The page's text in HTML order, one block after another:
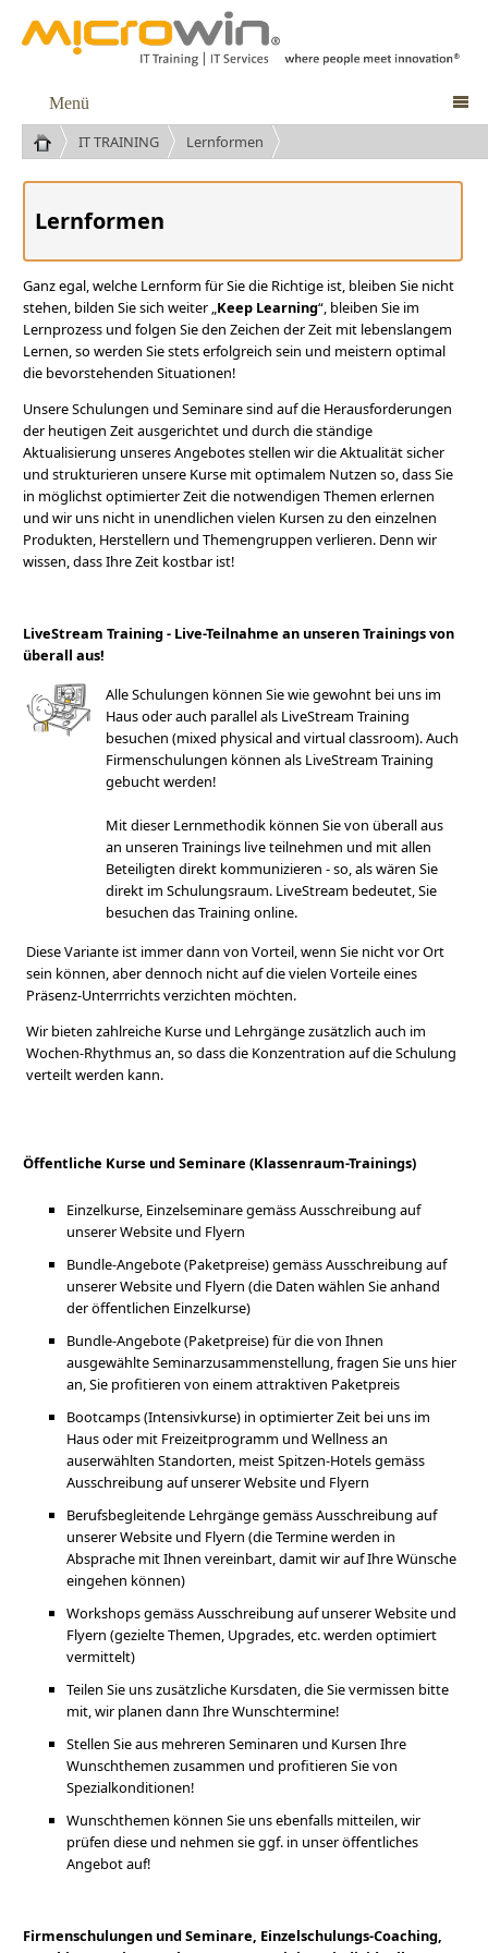
Menü 
IT TRAINING Lernformen
Lernformen
Ganz egal, welche Lernform für Sie die Richtige ist, bleiben Sie nicht
stehen, bilden Sie sich weiter „Keep Learning“, bleiben Sie im
Lernprozess und folgen Sie den Zeichen der Zeit mit lebenslangem
Lernen, so werden Sie stets erfolgreich sein und meistern optimal
die bevorstehenden Situationen!
UnsereSchulungen und Seminaresind auf die Herausforderungen
der heutigen Zeit ausgerichtet und durch die ständige
Aktualisierung unseres Angebotes stellen wir die Aktualität sicher
und strukturieren unsere Kurse mit optimalem Nutzen so, dass Sie
in möglichst optimierter Zeit die notwendigen Themen erlernen
und wir uns nicht in unendlichen vielen Kursen zu den einzelnen
Produkten, Herstellern und Themengruppen verlieren. Denn wir
wissen, dass Ihre Zeit kostbar ist!
LiveStream Training - Live-Teilnahme an unseren Trainings von
überall aus!
Alle Schulungen können Sie wie gewohnt bei uns im
Haus oder auch parallel als LiveStream Training
besuchen (mixed physical and virtual classroom). Auch
Firmenschulungen können als LiveStream Training
gebucht werden!
Mit dieser Lernmethodik können Sie von überall aus
an unseren Trainings live teilnehmen und mit allen
Beteiligten direkt kommunizieren - so, als wären Sie
direkt im Schulungsraum. LiveStream bedeutet, Sie
besuchen das Training online.
Diese Variante ist immer dann von Vorteil, wenn Sie nicht vor Ort
sein können, aber dennoch nicht auf die vielen Vorteile eines
Präsenz-Unterrrichts verzichten möchten.
Wir bieten zahlreiche Kurse und Lehrgänge zusätzlich auch im
Wochen-Rhythmus an, so dass die Konzentration auf die Schulung
verteilt werden kann.
Öffentliche Kurse und Seminare (Klassenraum-Trainings)
Einzelkurse, Einzelseminare gemäss Ausschreibung auf
unserer Website und Flyern
Bundle-Angebote (Paketpreise) gemäss Ausschreibung auf
unserer Website und Flyern (die Daten wählen Sie anhand
der öffentlichen Einzelkurse)
Bundle-Angebote (Paketpreise) für die von Ihnen
ausgewählte Seminarzusammenstellung, fragen Sie uns hier
an, Sie profitieren von einem attraktiven Paketpreis
Bootcamps (Intensivkurse) in optimierter Zeit bei uns im
Haus oder mit Freizeitprogramm und Wellness an
auserwählten Standorten, meist Spitzen-Hotels gemäss
Ausschreibung auf unserer Website und Flyern
Berufsbegleitende Lehrgänge gemäss Ausschreibung auf
unserer Website und Flyern (die Termine werden in
Absprache mit Ihnen vereinbart, damit wir auf Ihre Wünsche
eingehen können)
Workshops gemäss Ausschreibung auf unserer Website und
Flyern (gezielte Themen, Upgrades, etc. werden optimiert
vermittelt)
Teilen Sie uns zusätzliche Kursdaten, die Sie vermissen bitte
mit, wir planen dann Ihre Wunschtermine!
Stellen Sie aus mehreren Seminaren und Kursen Ihre
Wunschthemen zusammen und profitieren Sie von
Spezialkonditionen!
Wunschthemen können Sie uns ebenfalls mitteilen, wir
prüfen diese und nehmen sie ggf. in unser öffentliches
Angebot auf!
Firmenschulungen und Seminare, Einzelschulungs-Coaching,